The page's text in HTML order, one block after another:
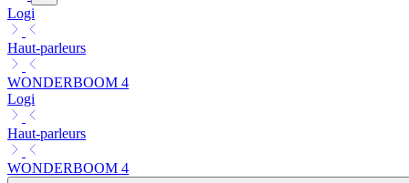
Logi
Haut-parleurs
WONDERBOOM 4
Logi
Haut-parleurs
WONDERBOOM 4